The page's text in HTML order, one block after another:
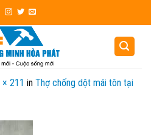
211 in Thợ chống dột mái tôn tại